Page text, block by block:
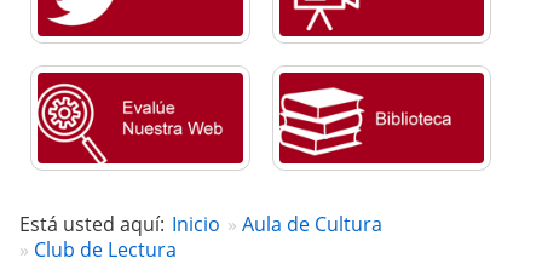
Está usted aquí: Inicio
Aula de Cultura
Club de Lectura